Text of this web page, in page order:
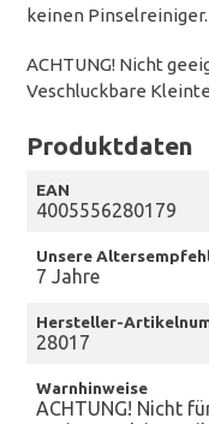
keinen Pinselreiniger.
ACHTUNG! Nicht
Veschluckbare
Produktdaten
EAN
4005556280179
Unsere
7 Jahre
Hersteller-
28017
Warnhinweise
ACHTUNG! Nicht